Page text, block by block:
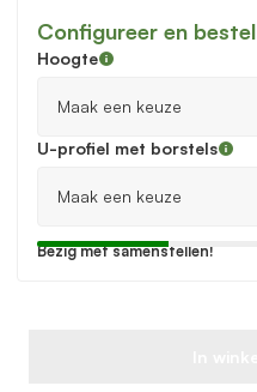
Configureer en bestel
Hoogte
U-profiel met borstels
Bezig met samenstellen!